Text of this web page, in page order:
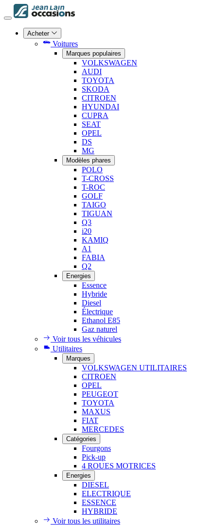
Acheter
Voitures
Marques populaires
VOLKSWAGEN
AUDI
TOYOTA
SKODA
CITROEN
HYUNDAI
CUPRA
SEAT
OPEL
DS
MG
Modèles phares
POLO
T-CROSS
T-ROC
GOLF
TAIGO
TIGUAN
Q3
i20
KAMIQ
A1
FABIA
Q2
Energies
Essence
Hybride
Diesel
Électrique
Ethanol E85
Gaz naturel
Voir tous les véhicules
Utilitaires
Marques
VOLKSWAGEN UTILITAIRES
CITROEN
OPEL
PEUGEOT
TOYOTA
MAXUS
FIAT
MERCEDES
Catégories
Fourgons
Pick-up
4 ROUES MOTRICES
Energies
DIESEL
ELECTRIQUE
ESSENCE
HYBRIDE
Voir tous les utilitaires